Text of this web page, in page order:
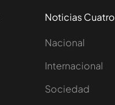
Noticias Cuatro
Nacional
Internacional
Sociedad